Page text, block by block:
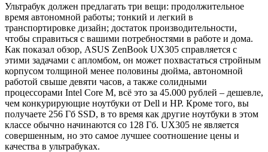
Ультрабук должен предлагать три вещи: продолжительное
время автономной работы; тонкий и легкий в
транспортировке дизайн; достаток производительности,
чтобы справиться с вашими потребностями в работе и дома.
Как показал обзор, ASUS ZenBook UX305 справляется с
этими задачами с апломбом, он может похвастаться стройным
корпусом толщиной менее половины дюйма, автономной
работой свыше девяти часов, а также солидными
процессорами Intel Core M, всё это за 45.000 рублей – дешевле,
чем конкурирующие ноутбуки от Dell и HP. Кроме того, вы
получаете 256 Гб SSD, в то время как другие ноутбуки в этом
классе обычно начинаются со 128 Гб. UX305 не является
совершенным, но это самое лучшее соотношение цены и
качества в ультрабуках.